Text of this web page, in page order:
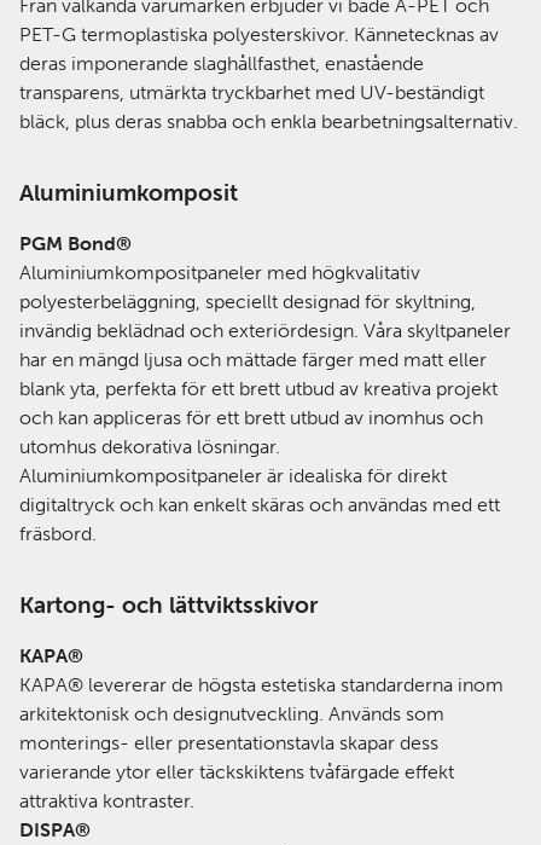
Från välkända varumärken erbjuder vi både A-PET och
PET-G termoplastiska polyesterskivor. Kännetecknas av
deras imponerande slaghållfasthet, enastående
transparens, utmärkta tryckbarhet med UV-beständigt
bläck, plus deras snabba och enkla bearbetningsalternativ.
Aluminiumkomposit
PGM Bond®
Aluminiumkompositpaneler med högkvalitativ
polyesterbeläggning, speciellt designad för skyltning,
invändig beklädnad och exteriördesign. Våra skyltpaneler
har en mängd ljusa och mättade färger med matt eller
blank yta, perfekta för ett brett utbud av kreativa projekt
och kan appliceras för ett brett utbud av inomhus och
utomhus dekorativa lösningar.
Aluminiumkompositpaneler är idealiska för direkt
digitaltryck och kan enkelt skäras och användas med ett
fräsbord.
Kartong- och lättviktsskivor
KAPA®
KAPA® levererar de högsta estetiska standarderna inom
arkitektonisk och designutveckling. Används som
monterings- eller presentationstavla skapar dess
varierande ytor eller täckskiktens tvåfärgade effekt
attraktiva kontraster.
DISPA®